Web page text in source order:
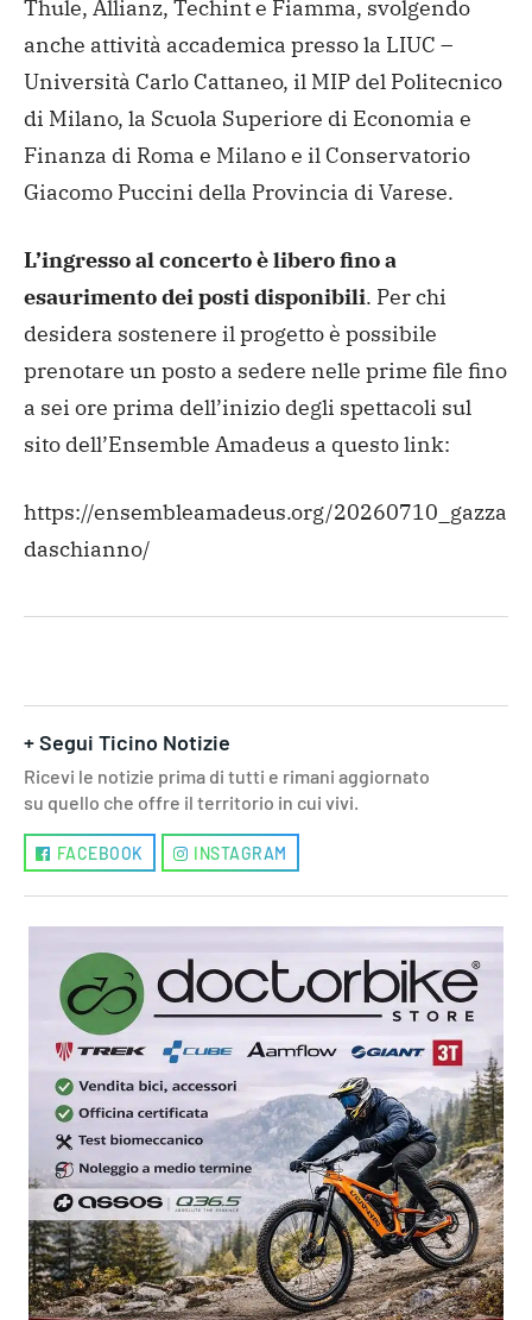
Thule, Allianz, Techint e Fiamma, svolgendo
anche attività accademica presso la LIUC –
Università Carlo Cattaneo, il MIP del Politecnico
di Milano, la Scuola Superiore di Economia e
Finanza di Roma e Milano e il Conservatorio
Giacomo Puccini della Provincia di Varese.
L’ingresso al concerto è libero fino a
esaurimento dei posti disponibili. Per chi
desidera sostenere il progetto è possibile
prenotare un posto a sedere nelle prime file fino
a sei ore prima dell’inizio degli spettacoli sul
sito dell’Ensemble Amadeus a questo link:
https://ensembleamadeus.org/20260710_gazza
daschianno/
+ Segui Ticino Notizie
Ricevi le notizie prima di tutti e rimani aggiornato
su quello che offre il territorio in cui vivi.
FACEBOOK INSTAGRAM